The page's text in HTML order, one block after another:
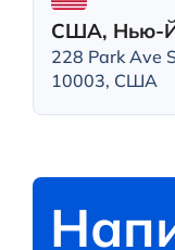
США, Нью-
228 Park Ave
10003, США